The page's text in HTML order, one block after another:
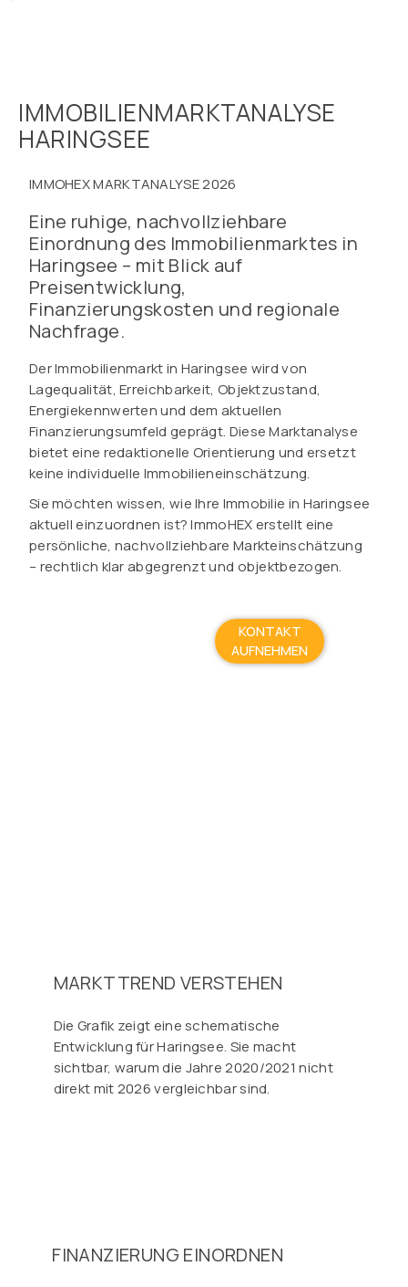
IMMOBILIENMARKTANALYSE
HARINGSEE
IMMOHEX MARKTANALYSE 2026
Eine ruhige, nachvollziehbare
Einordnung des Immobilienmarktes in
Haringsee – mit Blick auf
Preisentwicklung,
Finanzierungskosten und regionale
Nachfrage.
Der Immobilienmarkt in Haringsee wird von
Lagequalität, Erreichbarkeit, Objektzustand,
Energiekennwerten und dem aktuellen
Finanzierungsumfeld geprägt. Diese Marktanalyse
bietet eine redaktionelle Orientierung und ersetzt
keine individuelle Immobilieneinschätzung.
Sie möchten wissen, wie Ihre Immobilie in Haringsee
aktuell einzuordnen ist? ImmoHEX erstellt eine
persönliche, nachvollziehbare Markteinschätzung
– rechtlich klar abgegrenzt und objektbezogen.
KONTAKT
AUFNEHMEN
MARKTTREND VERSTEHEN
Die Grafik zeigt eine schematische
Entwicklung für Haringsee. Sie macht
sichtbar, warum die Jahre 2020/2021 nicht
direkt mit 2026 vergleichbar sind.
FINANZIERUNG EINORDNEN